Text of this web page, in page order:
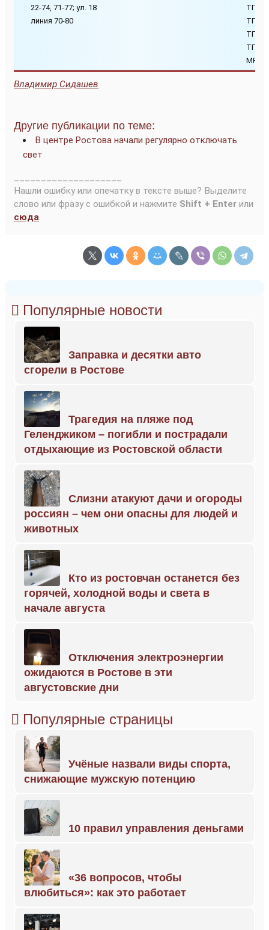
22-74, 71-77; ул. 18
линия 70-80
ТП-
ТП-
ТП-
ТП-
МР-
Владимир Сидашев
Другие публикации по теме:
В центре Ростова начали регулярно отключать
свет
Нашли ошибку или опечатку в тексте выше? Выделите
слово или фразу с ошибкой и нажмите Shift + Enter или
сюда.
Популярные новости
Заправка и десятки авто
сгорели в Ростове
Трагедия на пляже под
Геленджиком – погибли и пострадали
отдыхающие из Ростовской области
Слизни атакуют дачи и огороды
россиян – чем они опасны для людей и
животных
Кто из ростовчан останется без
горячей, холодной воды и света в
начале августа
Отключения электроэнергии
ожидаются в Ростове в эти
августовские дни
Популярные страницы
Учёные назвали виды спорта,
снижающие мужскую потенцию
10 правил управления деньгами
«36 вопросов, чтобы
влюбиться»: как это работает